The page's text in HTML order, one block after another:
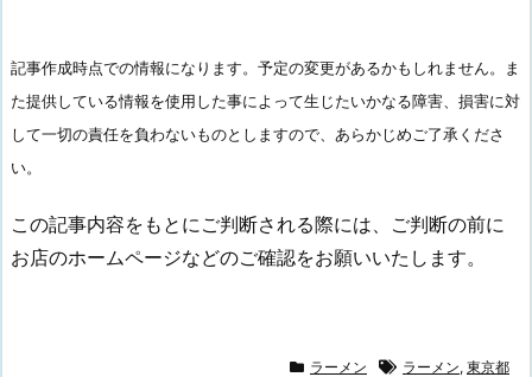
記事作成時点での情報になります。予定の変更があるかもしれません。ま
た提供している情報を使用した事によって生じたいかなる障害、損害に対
して一切の責任を負わないものとしますので、あらかじめご了承くださ
い。
この記事内容をもとにご判断される際には、ご判断の前に
お店のホームページなどのご確認をお願いいたします。
ラーメン ラーメン, 東京都